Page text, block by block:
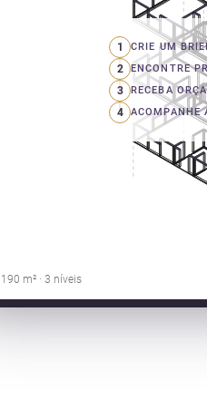
1 CRIE UM
2 ENCONTRE
3 RECEBA
4 ACOMPANHE
190 m² · 3 níveis